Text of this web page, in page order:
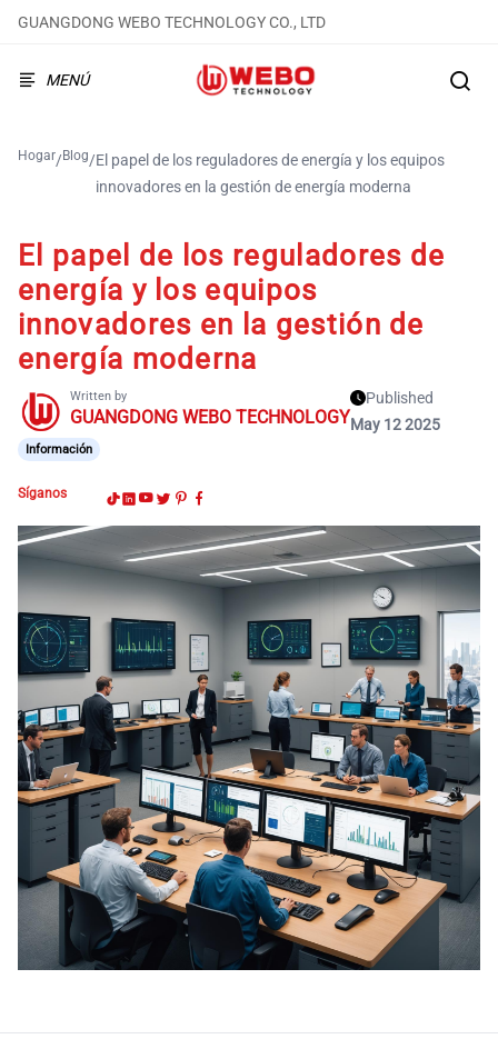
GUANGDONG WEBO TECHNOLOGY CO., LTD
MENÚ
Hogar/Blog/El papel de los reguladores de energía y los equipos
innovadores en la gestión de energía moderna
El papel de los reguladores de
energía y los equipos
innovadores en la gestión de
energía moderna
Written by
GUANGDONG WEBO TECHNOLOGY
Published
May 12 2025
Información
Síganos